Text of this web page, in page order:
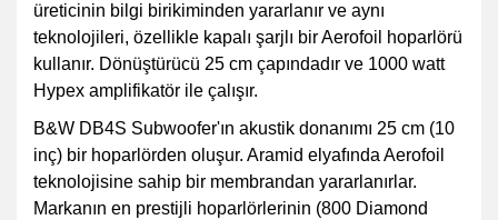
üreticinin bilgi birikiminden yararlanır ve aynı
teknolojileri, özellikle kapalı şarjlı bir Aerofoil hoparlörü
kullanır. Dönüştürücü 25 cm çapındadır ve 1000 watt
Hypex amplifikatör ile çalışır.
B&W DB4S Subwoofer'ın akustik donanımı 25 cm (10
inç) bir hoparlörden oluşur. Aramid elyafında Aerofoil
teknolojisine sahip bir membrandan yararlanırlar.
Markanın en prestijli hoparlörlerinin (800 Diamond